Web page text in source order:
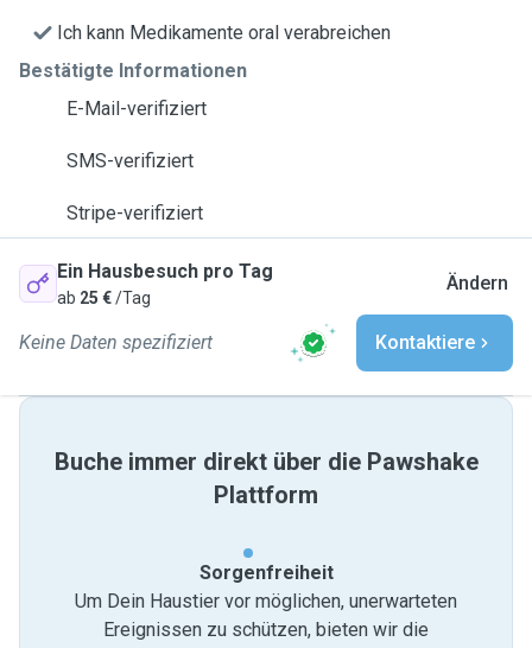
Ich kann Medikamente oral verabreichen
Bestätigte Informationen
E-Mail-verifiziert
SMS-verifiziert
Stripe-verifiziert
Ein Hausbesuch pro Tag
ab 25 €/Tag
Ändern
Keine Daten spezifiziert Kontaktiere
Buche immer direkt über die Pawshake
Plattform
Sorgenfreiheit
Um Dein Haustier vor möglichen, unerwarteten
Ereignissen zu schützen, bieten wir die